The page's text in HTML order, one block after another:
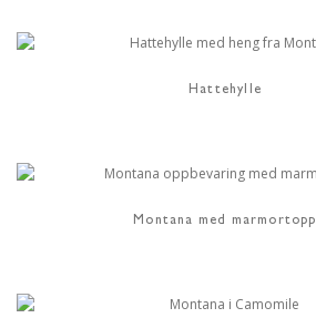
Hattehylle
Montana med marmortopp